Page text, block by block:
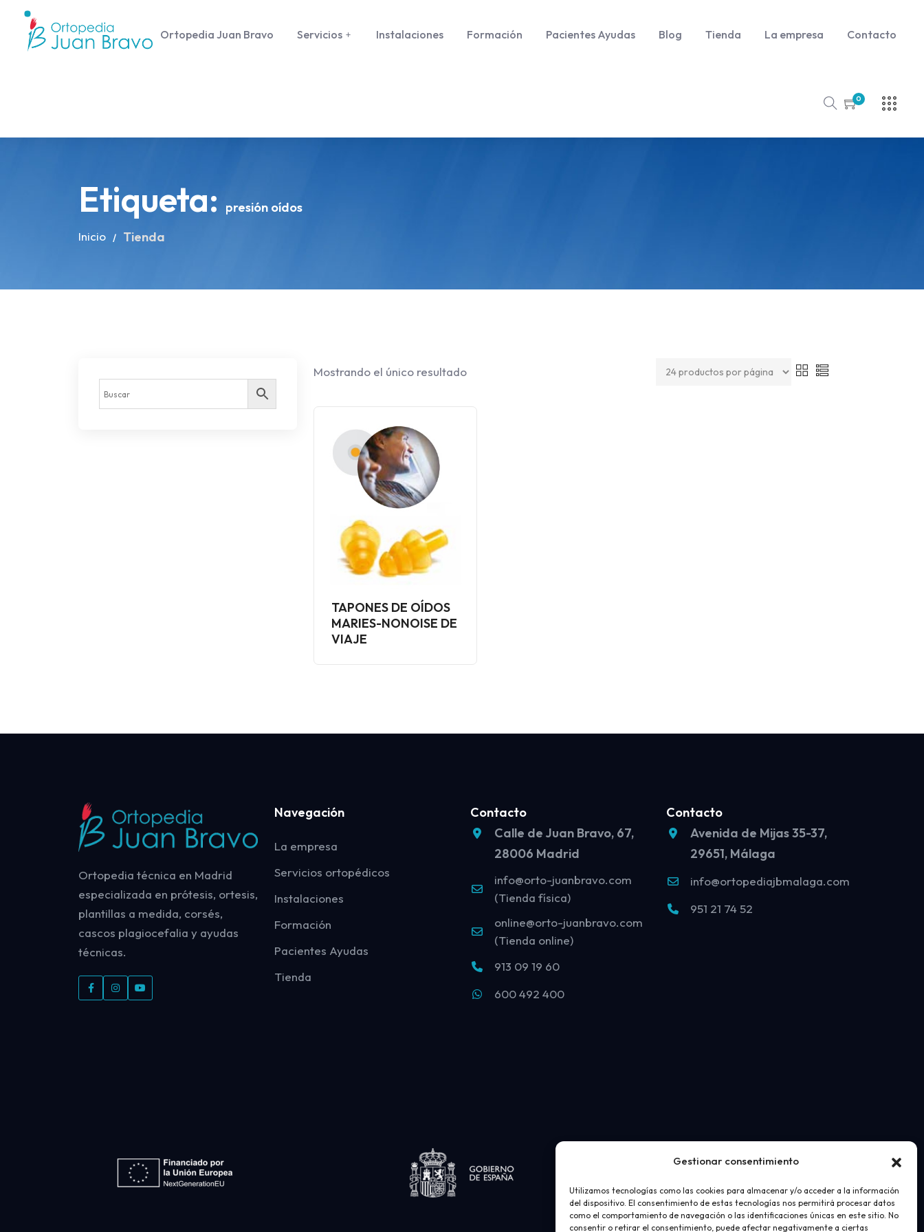
Gestionar consentimiento
Utilizamos tecnologías como las cookies para almacenar y/o acceder a la información
del dispositivo. El consentimiento de estas tecnologías nos permitirá procesar datos
como el comportamiento de navegación o las identificaciones únicas en este sitio. No
consentir o retirar el consentimiento, puede afectar negativamente a ciertas
Ortopedia Juan Bravo Servicios Instalaciones Formación Pacientes Ayudas Blog Tienda La empresa Contacto
0
Etiqueta: presión oídos
Inicio Tienda
Mostrando el único resultado
TAPONES DE OÍDOS
MARIES-NONOISE DE
VIAJE
Ortopedia técnica en Madrid
especializada en prótesis, ortesis,
plantillas a medida, corsés,
cascos plagiocefalia y ayudas
técnicas.
Navegación
La empresa
Servicios ortopédicos
Instalaciones
Formación
Pacientes Ayudas
Tienda
Contacto
Calle de Juan Bravo, 67,
28006 Madrid
info@orto-juanbravo.com
(Tienda física)
online@orto-juanbravo.com
(Tienda online)
913 09 19 60
600 492 400
Contacto
Avenida de Mijas 35-37,
29651, Málaga
info@ortopediajbmalaga.com
951 21 74 52